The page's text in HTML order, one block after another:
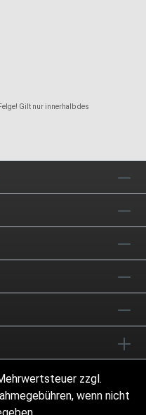
Gilt nur innerhalb des
zzgl.
wenn nicht